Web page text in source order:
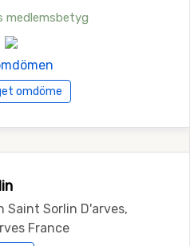
medlemsbetyg
omdöme
Saint Sorlin D'arves,
France